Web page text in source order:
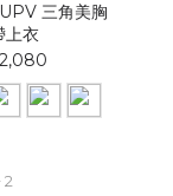
三角美胸
上衣
2